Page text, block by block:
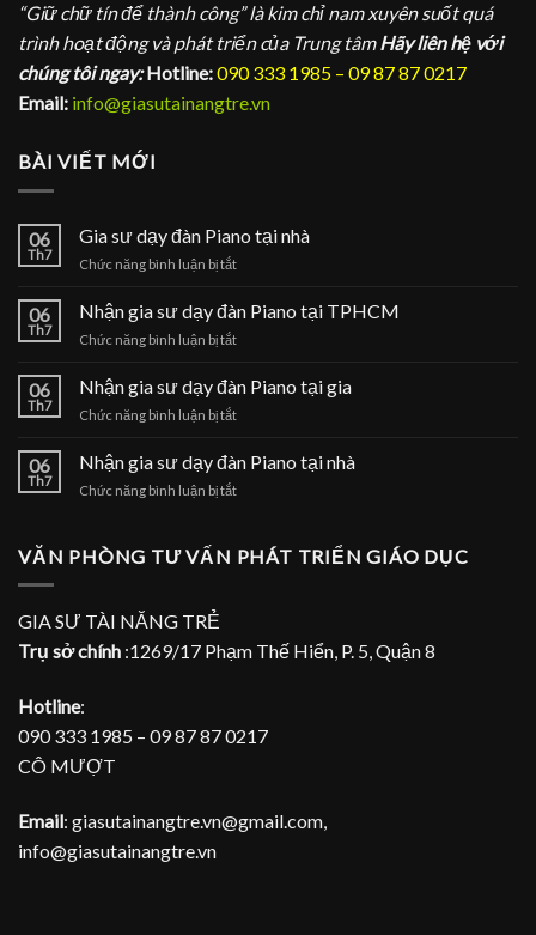
“Giữ chữ tín để thành công” là kim chỉ nam xuyên suốt quá
trình hoạt động và phát triển của Trung tâm Hãy liên hệ với
chúng tôi ngay: Hotline:090 333 1985 – 09 87 87 0217
Email: info@giasutainangtre.vn
BÀI VIẾT MỚI
06
Th7
Gia sư dạy đàn Piano tại nhà
Chức năng bình luận bị tắtở
dạy
đàn
tại
06
Th7
Nhận gia sư dạy đàn Piano tại TPHCM
Chức năng bình luận bị tắtở
gia
sư
dạy
Piano
TPHCM
06
Th7
Nhận gia sư dạy đàn Piano tại gia
Chức năng bình luận bị tắtở
gia
sư
dạy
tại
06
Th7
Nhận gia sư dạy đàn Piano tại nhà
Chức năng bình luận bị tắtở
sư
nhà
VĂN PHÒNG TƯ VẤN PHÁT TRIỂN GIÁO DỤC
GIA SƯ TÀI NĂNG TRẺ
Trụ sở chính :1269/17 Phạm Thế Hiển, P. 5, Quận 8
Hotline:
090 333 1985 – 09 87 87 0217
CÔ MƯỢT
Email: giasutainangtre.vn@gmail.com,
info@giasutainangtre.vn